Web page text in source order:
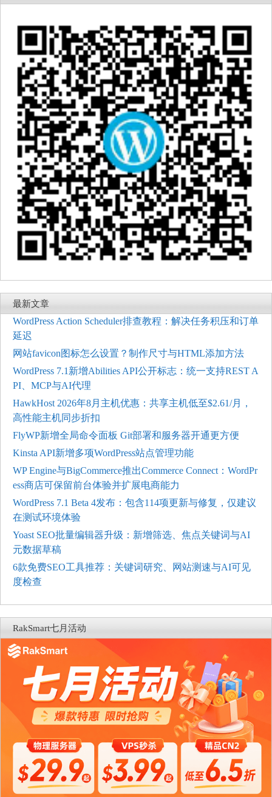
最新文章
WordPress Action Scheduler排查教程：解决任务积压和订单
延迟
网站favicon图标怎么设置？制作尺寸与HTML添加方法
WordPress 7.1新增Abilities API公开标志：统一支持REST A
PI、MCP与AI代理
HawkHost 2026年8月主机优惠：共享主机低至$2.61/月，
高性能主机同步折扣
FlyWP新增全局命令面板 Git部署和服务器开通更方便
Kinsta API新增多项WordPress站点管理功能
WP Engine与BigCommerce推出Commerce Connect：WordPr
ess商店可保留前台体验并扩展电商能力
WordPress 7.1 Beta 4发布：包含114项更新与修复，仅建议
在测试环境体验
Yoast SEO批量编辑器升级：新增筛选、焦点关键词与AI
元数据草稿
6款免费SEO工具推荐：关键词研究、网站测速与AI可见
度检查
RakSmart七月活动